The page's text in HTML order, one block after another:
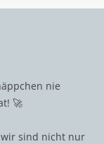
nie
🚀
wir sind nicht nur